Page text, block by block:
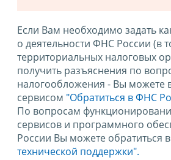
Если Вам необходимо задать
о деятельности ФНС России (в
территориальных налоговых
получить разъяснения по
налогообложения - Вы можете
сервисом "Обратиться в ФНС
По вопросам
сервисов и программного
России Вы можете обратиться в
технической поддержки".